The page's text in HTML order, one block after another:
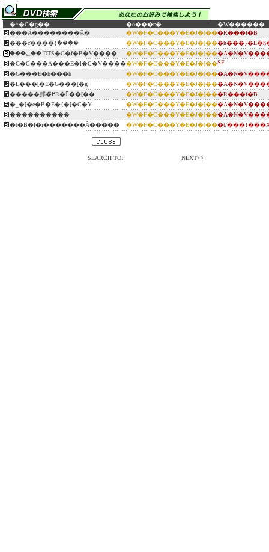
�^�C�g�� �o���ғ�
�W������
���Ȃ��������ӂ�
�W�F�C���Y�E�J�[���R���f�B
���ƈ����݂̃{����
�W�F�C���Y�E�J�[��
���؂�� DTS�G�f�B�V����
�W�F�C���Y�E�J�[��
�G�C���A���E�l�C�V�����W�F�C���Y�E�J�[��SF
�G���E�h���h
�W�F�C���Y�E�J�[��
�L���[�E�G���[�g
�W�F�C���Y�E�J�[��
�����邽�߂̂R�̃��[��
�W�F�C���Y�E�J�[���R���f�B
�_�[�e�B�E�{�[�C�Y
�W�F�C���Y�E�J�[��
����������
�W�F�C���Y�E�J�[��
�t�B�I�i�������Ă�����
�W�F�C���Y�E�J�[���t/
SEARCH TOP NEXT>>